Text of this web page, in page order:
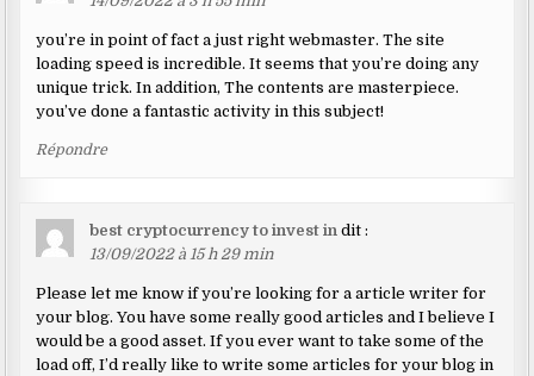
you’re in point of fact a just right webmaster. The site
loading speed is incredible. It seems that you’re doing any
unique trick. In addition, The contents are masterpiece.
you’ve done a fantastic activity in this subject!
Répondre
best cryptocurrency to invest in dit :
13/09/2022 à 15 h 29 min
Please let me know if you’re looking for a article writer for
your blog. You have some really good articles and I believe I
would be a good asset. If you ever want to take some of the
load off, I’d really like to write some articles for your blog in